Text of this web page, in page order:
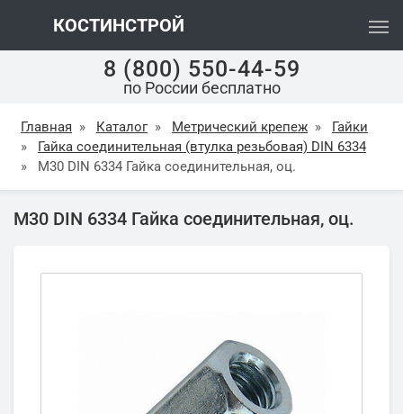
КОСТИНСТРОЙ
8 (800) 550-44-59
по России бесплатно
Главная » Каталог » Метрический крепеж »
Гайки
»
Гайка соединительная (втулка резьбовая) DIN 6334
»
М30 DIN 6334 Гайка соединительная, оц.
М30 DIN 6334 Гайка соединительная, оц.